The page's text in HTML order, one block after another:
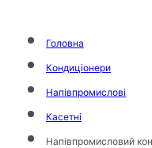
Головна
Кондиціонери
Напівпромислові
Касетні
Напівпромисловий